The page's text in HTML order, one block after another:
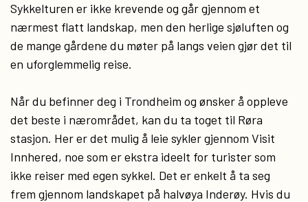
Sykkelturen er ikke krevende og går gjennom et
nærmest flatt landskap, men den herlige sjøluften og
de mange gårdene du møter på langs veien gjør det til
en uforglemmelig reise.
Når du befinner deg i Trondheim og ønsker å oppleve
det beste i nærområdet, kan du ta toget til Røra
stasjon. Her er det mulig å leie sykler gjennom Visit
Innhered, noe som er ekstra ideelt for turister som
ikke reiser med egen sykkel. Det er enkelt å ta seg
frem gjennom landskapet på halvøya Inderøy. Hvis du